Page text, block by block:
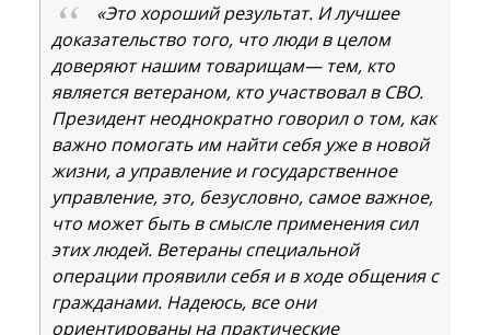
«Это хороший результат. И лучшее
доказательство того, что люди в целом
доверяют нашим товарищам— тем, кто
является ветераном, кто участвовал в СВО.
Президент неоднократно говорил о том, как
важно помогать им найти себя уже в новой
жизни, а управление и государственное
управление, это, безусловно, самое важное,
что может быть в смысле применения сил
этих людей. Ветераны специальной
операции проявили себя и в ходе общения с
гражданами. Надеюсь, все они
ориентированы на практические